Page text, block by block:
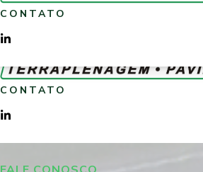
PROJETOS
ESG
CONTATO
CONTATO